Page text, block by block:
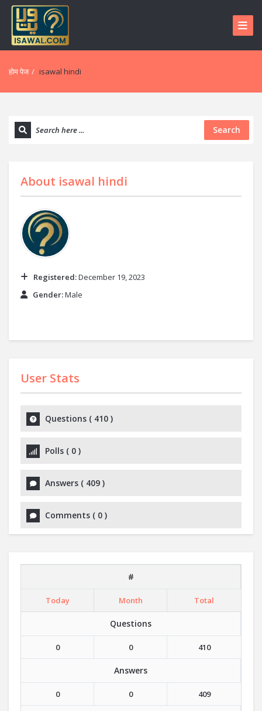
होम पेज / isawal hindi
Search
About isawal hindi
Registered:December 19, 2023
Gender:Male
User Stats
Questions ( 410 )
Polls ( 0 )
Answers ( 409 )
Comments ( 0 )
#
Today Month Total
Questions
0 0 410
Answers
0 0 409